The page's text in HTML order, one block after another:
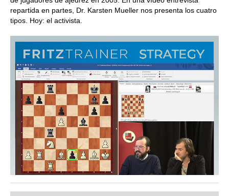
repartida en partes, Dr. Karsten Mueller nos presenta los cuatro
tipos. Hoy: el activista.